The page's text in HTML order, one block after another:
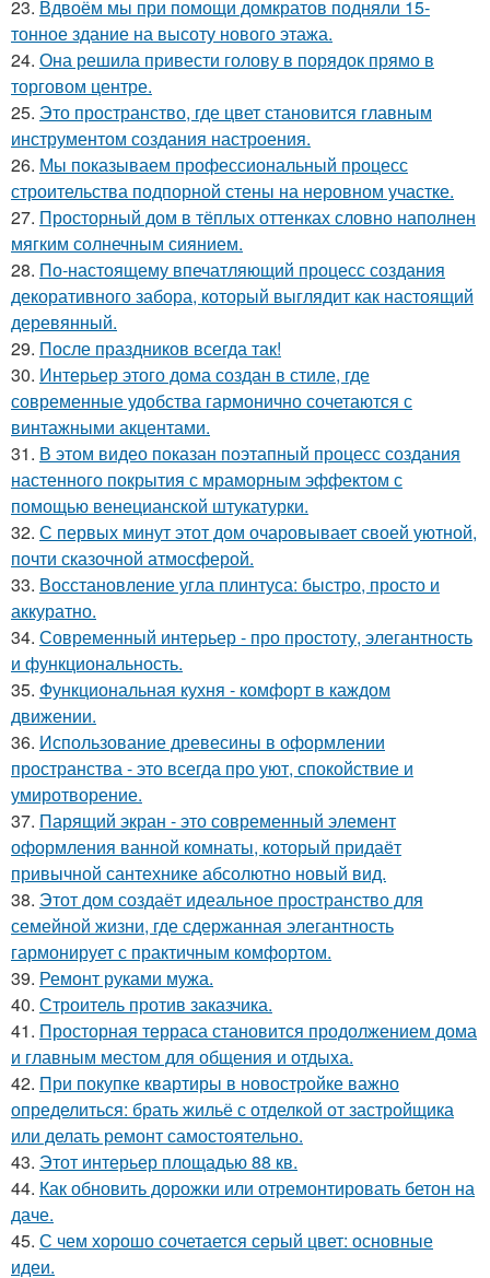
23. Вдвоём мы при помощи домкратов подняли 15-
тонное здание на высоту нового этажа.
24. Она решила привести голову в порядок прямо в
торговом центре.
25. Это пространство, где цвет становится главным
инструментом создания настроения.
26. Мы показываем профессиональный процесс
строительства подпорной стены на неровном участке.
27. Просторный дом в тёплых оттенках словно наполнен
мягким солнечным сиянием.
28. По-настоящему впечатляющий процесс создания
декоративного забора, который выглядит как настоящий
деревянный.
29. После праздников всегда так!
30. Интерьер этого дома создан в стиле, где
современные удобства гармонично сочетаются с
винтажными акцентами.
31. В этом видео показан поэтапный процесс создания
настенного покрытия с мраморным эффектом с
помощью венецианской штукатурки.
32. С первых минут этот дом очаровывает своей уютной,
почти сказочной атмосферой.
33. Восстановление угла плинтуса: быстро, просто и
аккуратно.
34. Современный интерьер - про простоту, элегантность
и функциональность.
35. Функциональная кухня - комфорт в каждом
движении.
36. Использование древесины в оформлении
пространства - это всегда про уют, спокойствие и
умиротворение.
37. Парящий экран - это современный элемент
оформления ванной комнаты, который придаёт
привычной сантехнике абсолютно новый вид.
38. Этот дом создаёт идеальное пространство для
семейной жизни, где сдержанная элегантность
гармонирует с практичным комфортом.
39. Ремонт руками мужа.
40. Строитель против заказчика.
41. Просторная терраса становится продолжением дома
и главным местом для общения и отдыха.
42. При покупке квартиры в новостройке важно
определиться: брать жильё с отделкой от застройщика
или делать ремонт самостоятельно.
43. Этот интерьер площадью 88 кв.
44. Как обновить дорожки или отремонтировать бетон на
даче.
45. С чем хорошо сочетается серый цвет: основные
идеи.